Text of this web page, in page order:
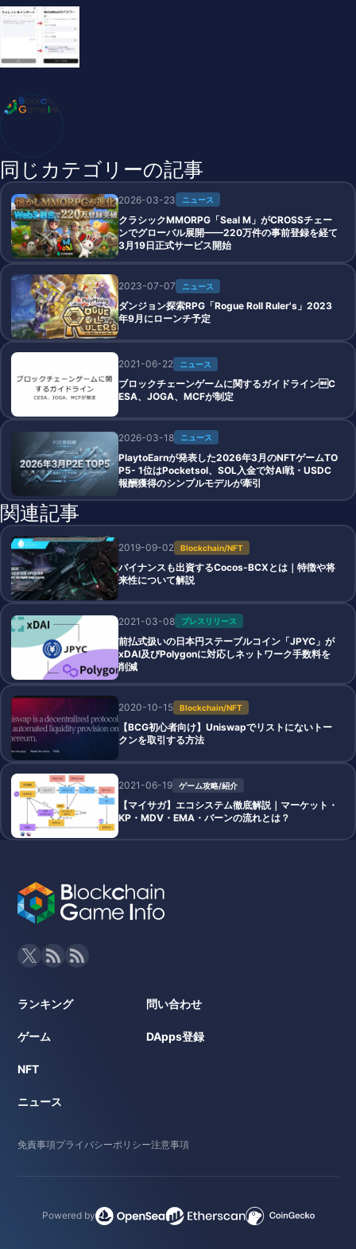
同じカテゴリーの記事
2026-03-23 ニュース
クラシックMMORPG「Seal M」がCROSSチェー
ンでグローバル展開——220万件の事前登録を経て
3月19日正式サービス開始
2023-07-07 ニュース
ダンジョン探索RPG「Rogue Roll Ruler's」2023
年9月にローンチ予定
2021-06-22 ニュース
ブロックチェーンゲームに関するガイドラインC
ESA、JOGA、MCFが制定
2026-03-18 ニュース
PlaytoEarnが発表した2026年3月のNFTゲームTO
P5- 1位はPocketsol、SOL入金で対AI戦・USDC
報酬獲得のシンプルモデルが牽引
関連記事
2019-09-02 Blockchain/NFT
バイナンスも出資するCocos-BCXとは｜特徴や将
来性について解説
2021-03-08 プレスリリース
前払式扱いの日本円ステーブルコイン「JPYC」が
xDAI及びPolygonに対応しネットワーク手数料を
削減
2020-10-15 Blockchain/NFT
【BCG初心者向け】Uniswapでリストにないトー
クンを取引する方法
2021-06-19 ゲーム攻略/紹介
【マイサガ】エコシステム徹底解説｜マーケット・
KP・MDV・EMA・バーンの流れとは？
ランキング
ゲーム
NFT
ニュース
問い合わせ
DApps登録
免責事項プライバシーポリシー注意事項
Powered by